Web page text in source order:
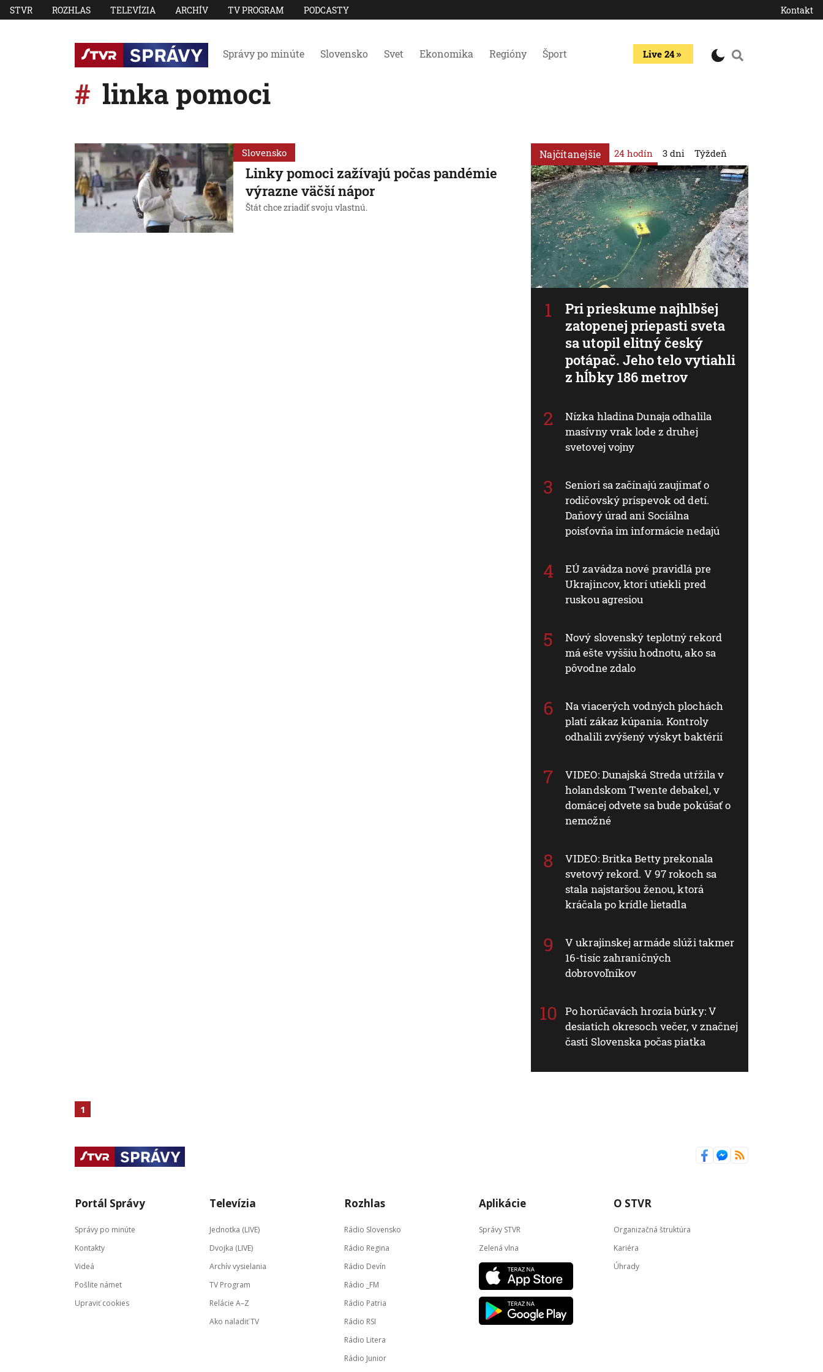
STVR ROZHLAS TELEVÍZIA ARCHÍV TV PROGRAM PODCASTY Kontakt
Správy po minúte Slovensko Svet Ekonomika Regióny Šport Live 24
linka pomoci
Slovensko
Linky pomoci zažívajú počas pandémie
výrazne väčší nápor
Štát chce zriadiť svoju vlastnú.
Najčítanejšie 24 hodín
Pri prieskume najhlbšej
zatopenej priepasti sveta
sa utopil elitný český
potápač. Jeho telo vytiahli
z hĺbky 186 metrov
Nízka hladina Dunaja odhalila
masívny vrak lode z druhej
svetovej vojny
Seniori sa začínajú zaujímať o
rodičovský príspevok od detí.
Daňový úrad ani Sociálna
poisťovňa im informácie nedajú
EÚ zavádza nové pravidlá pre
Ukrajincov, ktorí utiekli pred
ruskou agresiou
Nový slovenský teplotný rekord
má ešte vyššiu hodnotu, ako sa
pôvodne zdalo
Na viacerých vodných plochách
platí zákaz kúpania. Kontroly
odhalili zvýšený výskyt baktérií
VIDEO: Dunajská Streda utŕžila v
holandskom Twente debakel, v
domácej odvete sa bude pokúšať o
nemožné
VIDEO: Britka Betty prekonala
svetový rekord. V 97 rokoch sa
stala najstaršou ženou, ktorá
kráčala po krídle lietadla
V ukrajinskej armáde slúži takmer
16-tisíc zahraničných
dobrovoľníkov
Po horúčavách hrozia búrky: V
desiatich okresoch večer, v značnej
časti Slovenska počas piatka
3 dni Týždeň
1
Portál Správy
Správy po minúte
Kontakty
Videá
Pošlite námet
Upraviť cookies
Televízia
Jednotka (LIVE)
Dvojka (LIVE)
Archív vysielania
TV Program
Relácie A–Z
Ako naladiť TV
Rozhlas
Rádio Slovensko
Rádio Regina
Rádio Devín
Rádio _FM
Rádio Patria
Rádio RSI
Rádio Litera
Rádio Junior
Aplikácie
Správy STVR
Zelená vlna
O STVR
Organizačná štruktúra
Kariéra
Úhrady